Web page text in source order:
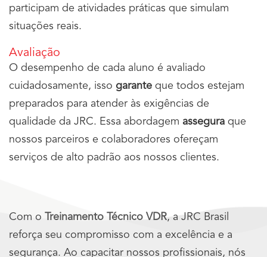
participam de atividades práticas que simulam
situações reais.
Avaliação
O desempenho de cada aluno é avaliado
cuidadosamente, isso garante que todos estejam
preparados para atender às exigências de
qualidade da JRC. Essa abordagem assegura que
nossos parceiros e colaboradores ofereçam
serviços de alto padrão aos nossos clientes.
Com o Treinamento Técnico VDR, a JRC Brasil
reforça seu compromisso com a excelência e a
segurança. Ao capacitar nossos profissionais, nós